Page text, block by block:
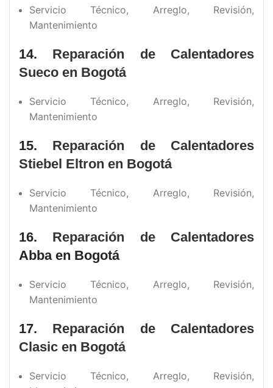
Servicio Técnico, Arreglo, Revisión,
Mantenimiento
14. Reparación de Calentadores
Sueco en Bogotá
Servicio Técnico, Arreglo, Revisión,
Mantenimiento
15. Reparación de Calentadores
Stiebel Eltron en Bogotá
Servicio Técnico, Arreglo, Revisión,
Mantenimiento
16. Reparación de Calentadores
Abba en Bogotá
Servicio Técnico, Arreglo, Revisión,
Mantenimiento
17. Reparación de Calentadores
Clasic en Bogotá
Servicio Técnico, Arreglo, Revisión,